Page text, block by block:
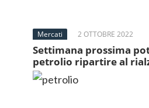
Mercati 2 OTTOBRE 2022
Settimana prossima
petrolio ripartire al